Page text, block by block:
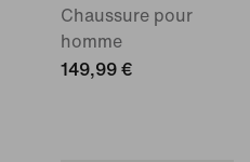
Chaussure pour
homme
149,99 €